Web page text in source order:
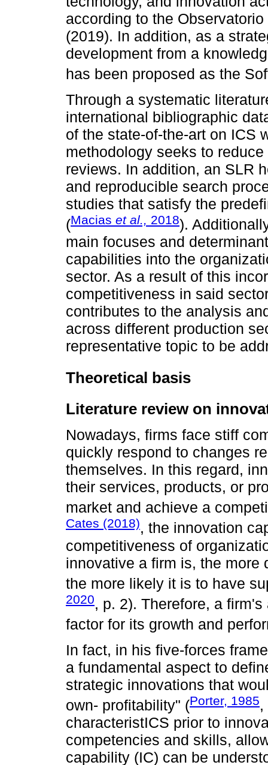
according to the
(2019). In addition, as a
development from a
has been proposed as the
Through a systematic
international bibliographic
of the state-of-the-art on ICS
methodology seeks to
reviews. In addition, an SLR
and reproducible search
studies that satisfy the
(Macias et al., 2018).
main focuses and
capabilities into the
sector. As a result of this
competitiveness in said
contributes to the analysis
across different production
representative topic to be
Theoretical basis
Literature review on
Nowadays, firms face stiff
quickly respond to changes
themselves. In this regard,
their services, products, or
market and achieve a
Cates (2018), the innovation
competitiveness of
innovative a firm is, the
the more likely it is to have
2020, p. 2). Therefore, a
factor for its growth and
In fact, in his five-forces
a fundamental aspect to
strategic innovations that
own- profitability" (Porter, 1985,
characteristICS prior to
competencies and skills,
capability (IC) can be